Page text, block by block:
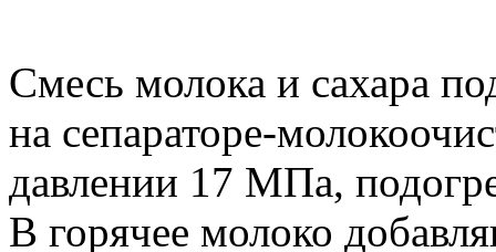
Смесь молока и сахара
на сепараторе-
давлении 17 МПа,
В горячее молоко